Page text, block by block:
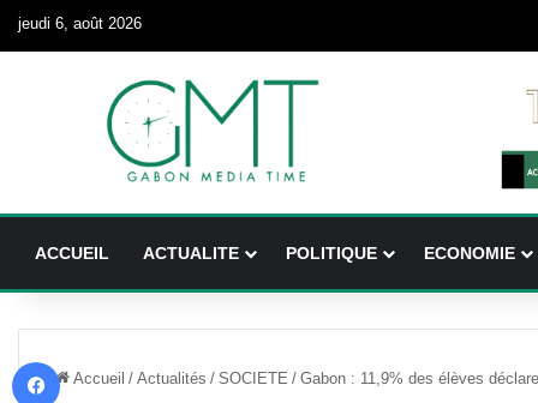
jeudi 6, août 2026
ACCUEIL ACTUALITE POLITIQUE ECONOMIE
Accueil / Actualités / SOCIETE / Gabon : 11,9% des élèves